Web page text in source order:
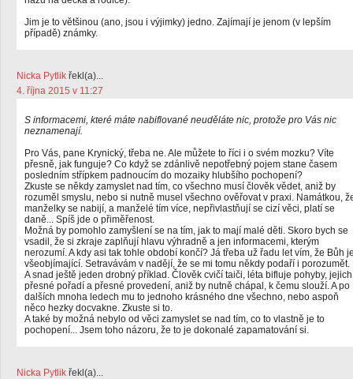
Jim je to většinou (ano, jsou i výjimky) jedno. Zajímají je jenom (v lepším
případě) známky.
Nicka Pytlik řekl(a)...
4. října 2015 v 11:27
S informacemi, které máte nabiflované neuděláte nic, protože pro Vás nic
neznamenají.
Pro Vás, pane Krynický, třeba ne. Ale můžete to říci i o svém mozku? Víte
přesně, jak funguje? Co když se zdánlivě nepotřebný pojem stane časem
posledním střípkem padnoucím do mozaiky hlubšího pochopení?
Zkuste se někdy zamyslet nad tím, co všechno musí člověk vědet, aniž by
rozuměl smyslu, nebo si nutně musel všechno ověřovat v praxi. Namátkou,
manželky se nabijí, a manželé tím více, nepřivlastňují se cizí věci, platí se
daně... Spíš jde o přiměřenost.
Možná by pomohlo zamyšlení se na tím, jak to mají malé děti. Skoro bych se
vsadil, že si zkraje zaplňují hlavu výhradně a jen informacemi, kterým
nerozumí. A kdy asi tak tohle období končí? Já třeba už řadu let vím, že Bůh
všeobjímající. Setravávám v nadějí, že se mi tomu někdy podaří i porozumět.
A snad ještě jeden drobný příklad. Člověk cvičí taiči, léta bifluje pohyby, jejich
přesné pořadí a přesné provedení, aniž by nutně chápal, k čemu slouží. A po
dalších mnoha ledech mu to jednoho krásného dne všechno, nebo aspoň
něco hezky docvakne. Zkuste si to.
A také by možná nebylo od věci zamyslet se nad tím, co to vlastně je to
pochopení... Jsem toho názoru, že to je dokonalé zapamatování si.
Nicka Pytlik řekl(a)...